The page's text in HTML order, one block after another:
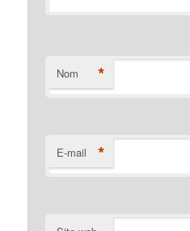
Nom *
E-mail *